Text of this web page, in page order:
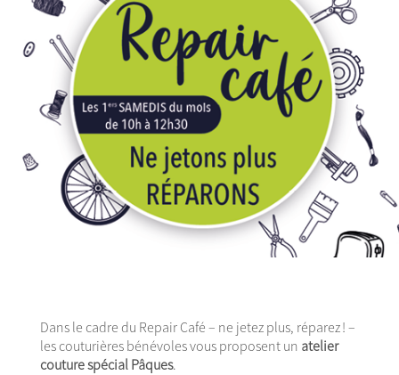
Dans le cadre du Repair Café – ne jetez plus, réparez ! –
les couturières bénévoles vous proposent un atelier
couture spécial Pâques.